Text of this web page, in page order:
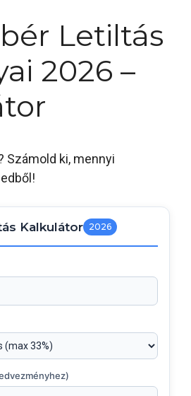
Letiltás
2026 –
Számold ki, mennyi
Kalkulátor 2026